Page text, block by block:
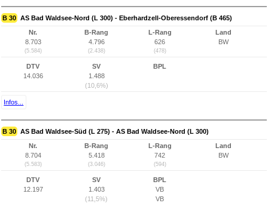
B 30 AS Bad Waldsee-Nord (L 300) - Eberhardzell-Oberessendorf (B 465)
Nr.
8.703
(5.584)
B-Rang
4.796
(2.438)
L-Rang
626
(478)
Land
BW
DTV
14.036
SV
1.488
(10,6%)
BPL
Infos...
B 30 AS Bad Waldsee-Süd (L 275) - AS Bad Waldsee-Nord (L 300)
Nr.
8.704
(5.583)
B-Rang
5.418
(3.046)
L-Rang
742
(594)
Land
BW
DTV
12.197
SV
1.403
(11,5%)
BPL
VB
VB